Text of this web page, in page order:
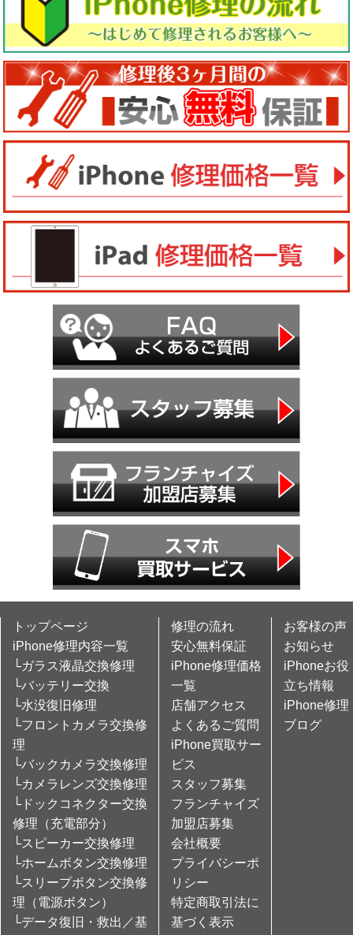
トップページ
iPhone修理内容一覧
└ガラス液晶交換修理
└バッテリー交換
└水没復旧修理
└フロントカメラ交換修
理
└バックカメラ交換修理
└カメラレンズ交換修理
└ドックコネクター交換
修理（充電部分）
└スピーカー交換修理
└ホームボタン交換修理
└スリープボタン交換修
理（電源ボタン）
└データ復旧・救出／基
修理の流れ
安心無料保証
iPhone修理価格
一覧
店舗アクセス
よくあるご質問
iPhone買取サー
ビス
スタッフ募集
フランチャイズ
加盟店募集
会社概要
プライバシーポ
リシー
特定商取引法に
基づく表示
お客様の声
お知らせ
iPhoneお役
立ち情報
iPhone修理
ブログ